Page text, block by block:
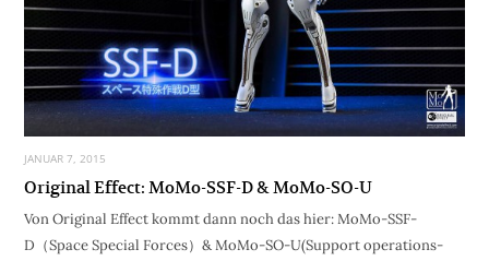
JANUAR 7, 2015
Original Effect: MoMo-SSF-D & MoMo-SO-U
Von Original Effect kommt dann noch das hier: MoMo-SSF-
D（Space Special Forces）& MoMo-SO-U(Support operations-